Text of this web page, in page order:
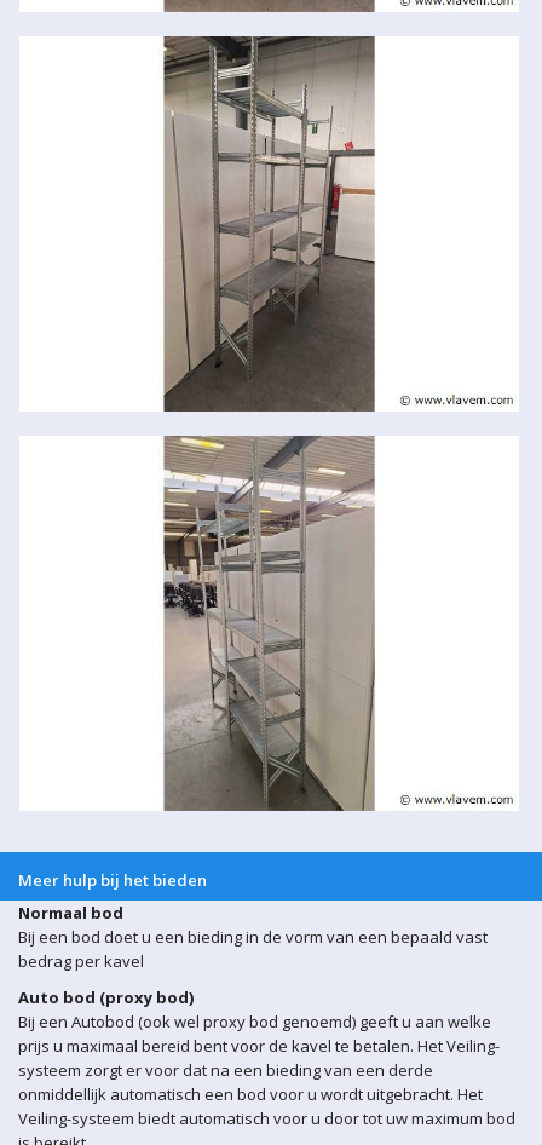
Meer hulp bij het bieden
Normaal bod
Bij een bod doet u een bieding in de vorm van een bepaald vast
bedrag per kavel
Auto bod (proxy bod)
Bij een Autobod (ook wel proxy bod genoemd) geeft u aan welke
prijs u maximaal bereid bent voor de kavel te betalen. Het Veiling-
systeem zorgt er voor dat na een bieding van een derde
onmiddellijk automatisch een bod voor u wordt uitgebracht. Het
Veiling-systeem biedt automatisch voor u door tot uw maximum bod